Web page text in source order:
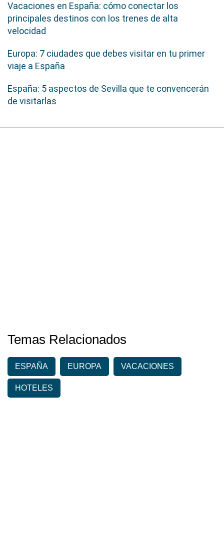
Vacaciones en España: cómo conectar los
principales destinos con los trenes de alta
velocidad
Europa: 7 ciudades que debes visitar en tu primer
viaje a España
España: 5 aspectos de Sevilla que te convencerán
de visitarlas
Temas Relacionados
ESPAÑA EUROPA VACACIONES
HOTELES